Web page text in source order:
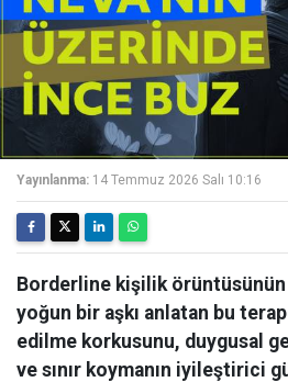
Yayınlanma: 14 Temmuz 2026 Salı 10:16
Borderline kişilik örüntüsünün
yoğun bir aşkı anlatan bu
edilme korkusunu, duygusal
ve sınır koymanın iyileştirici